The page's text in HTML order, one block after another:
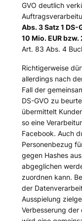
GVO deutlich
Abs. 3 Satz 1 DS-
10 Mio. EUR
Art. 83 Abs. 4
Richtigerweise
allerdings nach
Fall der
DS-GVO zu
übermittelt
so eine
Facebook. Auch
Personenbezug
gegen Hashes
abgeglichen
zuordnen kann.
der
Ausspielung
Verbesserung